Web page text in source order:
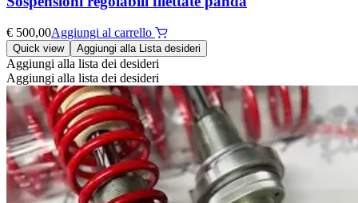
€ 500,00Aggiungi al carrello
Quick view Aggiungi alla Lista desideri
Aggiungi alla lista dei desideri
Aggiungi alla lista dei desideri